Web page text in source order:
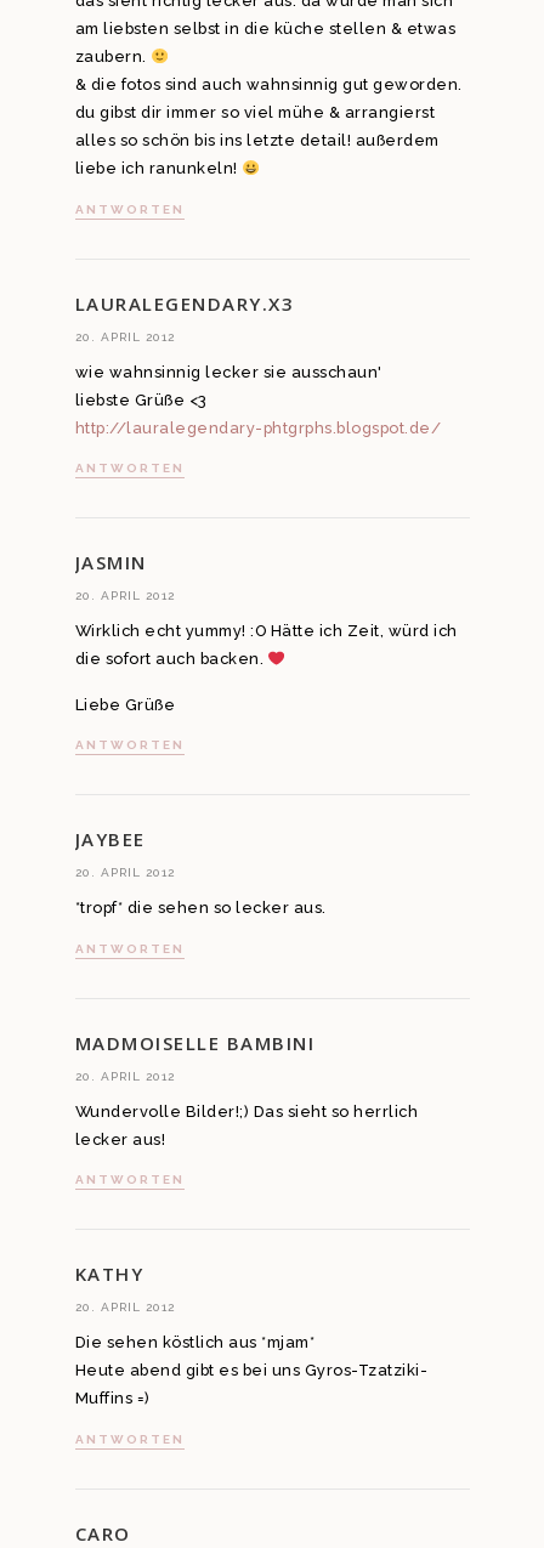
am liebsten selbst in die küche stellen & etwas
zaubern.
& die fotos sind auch wahnsinnig gut geworden.
du gibst dir immer so viel mühe & arrangierst
alles so schön bis ins letzte detail! außerdem
liebe ich ranunkeln!
ANTWORTEN
LAURALEGENDARY.X3
20. APRIL 2012
wie wahnsinnig lecker sie ausschaun'
liebste Grüße <3
http://lauralegendary-phtgrphs.blogspot.de/
ANTWORTEN
JASMIN
20. APRIL 2012
Wirklich echt yummy! :O Hätte ich Zeit, würd ich
die sofort auch backen.
Liebe Grüße
ANTWORTEN
JAYBEE
20. APRIL 2012
*tropf* die sehen so lecker aus.
ANTWORTEN
MADMOISELLE BAMBINI
20. APRIL 2012
Wundervolle Bilder!;) Das sieht so herrlich
lecker aus!
ANTWORTEN
KATHY
20. APRIL 2012
Die sehen köstlich aus *mjam*
Heute abend gibt es bei uns Gyros-Tzatziki-
Muffins =)
ANTWORTEN
CARO